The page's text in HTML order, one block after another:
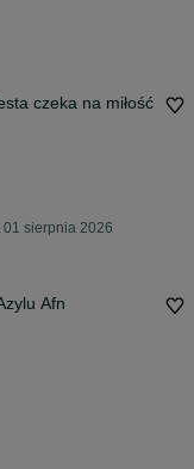
sierpnia 2026
Afn